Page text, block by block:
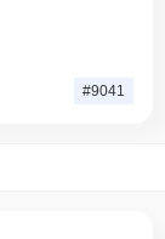
#9041